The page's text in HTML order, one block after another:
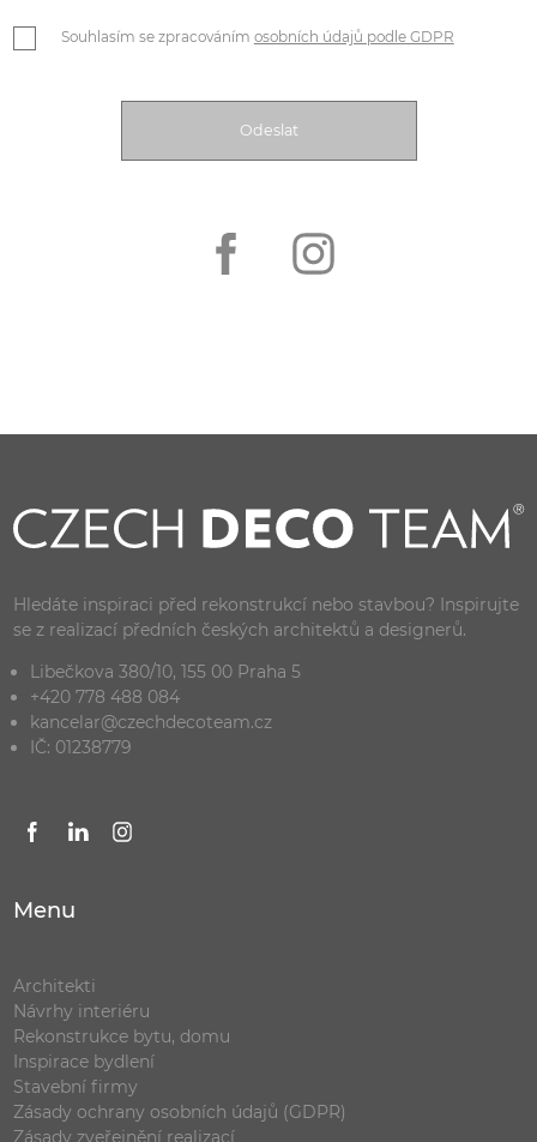
Souhlasím se zpracováním osobních údajů podle GDPR
Hledáte inspiraci před rekonstrukcí nebo stavbou? Inspirujte
se z realizací předních českých architektů a designerů.
Libečkova 380/10, 155 00 Praha 5
+420 778 488 084
kancelar@czechdecoteam.cz
IČ: 01238779
Menu
Architekti
Návrhy interiéru
Rekonstrukce bytu, domu
Inspirace bydlení
Stavební firmy
Zásady ochrany osobních údajů (GDPR)